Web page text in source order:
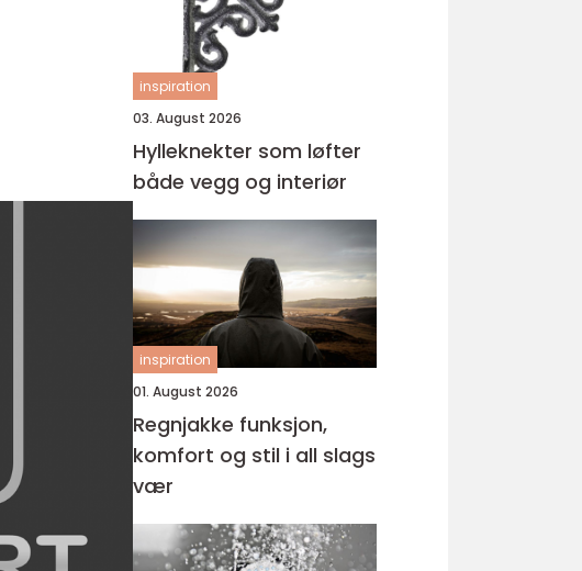
inspiration
03. August 2026
Hylleknekter som løfter
både vegg og interiør
inspiration
01. August 2026
Regnjakke funksjon,
komfort og stil i all slags
vær